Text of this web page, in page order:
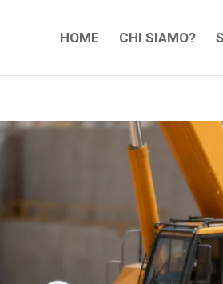
HOME CHI SIAMO?